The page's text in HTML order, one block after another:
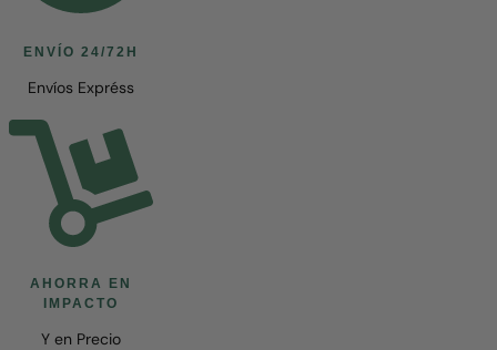
ENVÍO 24/72H
Envíos Expréss
AHORRA EN
IMPACTO
Y en Precio